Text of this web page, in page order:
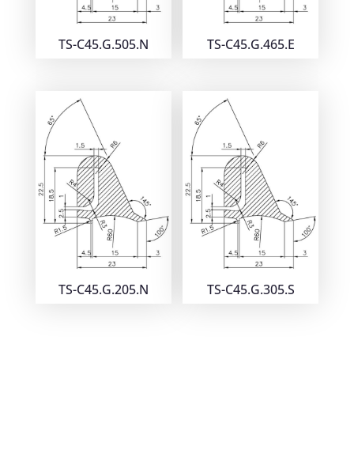
TS-C45.G.505.N TS-C45.G.465.E
TS-C45.G.205.N TS-C45.G.305.S